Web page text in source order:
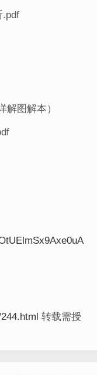
.pdf
解图解本）
转载需授